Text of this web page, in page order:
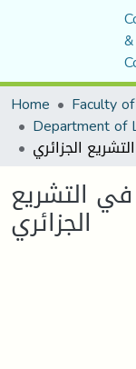
&
Home
Department of
في التشريع
الجزائري